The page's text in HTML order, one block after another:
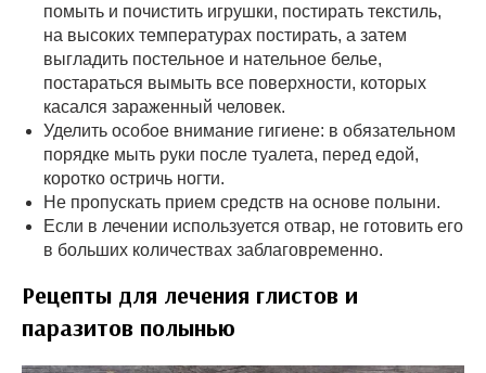
помыть и почистить игрушки, постирать текстиль,
на высоких температурах постирать, а затем
выгладить постельное и нательное белье,
постараться вымыть все поверхности, которых
касался зараженный человек.
Уделить особое внимание гигиене: в обязательном
порядке мыть руки после туалета, перед едой,
коротко остричь ногти.
Не пропускать прием средств на основе полыни.
Если в лечении используется отвар, не готовить его
в больших количествах заблаговременно.
Рецепты для лечения глистов и
паразитов полынью